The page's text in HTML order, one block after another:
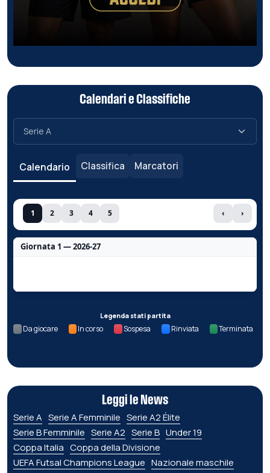
Calendari e Classifiche
Calendario Classifica Marcatori
1 2 3 4 5 ‹ ›
Giornata 1 — 2026-27
Legenda stati partita
Da giocare In corso Sospesa Rinviata Terminata
Leggi le News
Serie A Serie A Femminile Serie A2 Élite
Serie B Femminile Serie A2 Serie B Under 19
Coppa Italia Coppa della Divisione
UEFA Futsal Champions League Nazionale maschile